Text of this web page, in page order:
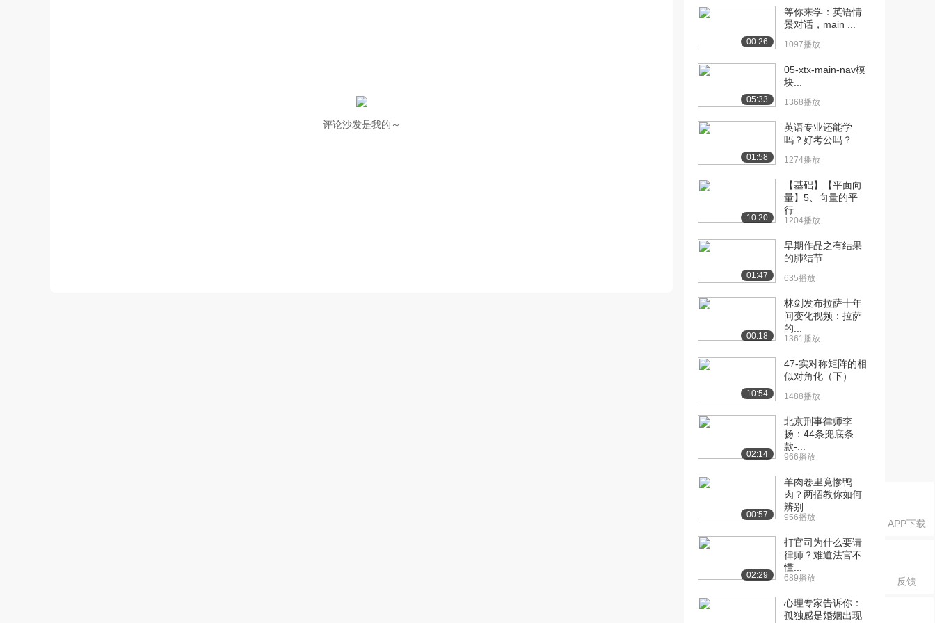
APP下载
反馈
评论沙发是我的～
[10] 03-1状语从句（三）
1393播放
[11] 03-1状语从句（三）
1107播放
[12] 03-1状语从句（三）
1517播放
15:10
[13] 03-2状语从句（三）
14:14
[14] 03-2状语从句（三）
14:32
[15] 03-2状语从句（三）
14:27
[16] 04-1定语从句、名词
性从句（上）...
10:30
性从句（上）...
性从句（上）...
[19] 04-2定语从句、名词
性从句（上）...
[20] 04-2定语从句、名词
性从句（上）...
1769播放
00:26
等你来学：英语情
景对话，main ...
1097播放
05:33
05-xtx-main-nav模
块...
1368播放
01:58
英语专业还能学
吗？好考公吗？
1274播放
10:20
【基础】【平面向
量】5、向量的平
行...
1204播放
01:47
早期作品之有结果
的肺结节
635播放
00:18
林剑发布拉萨十年
间变化视频：拉萨
的...
1361播放
10:54
47-实对称矩阵的相
似对角化（下）
1488播放
02:14
北京刑事律师李
扬：44条兜底条
款-...
966播放
00:57
羊肉卷里竟惨鸭
肉？两招教你如何
辨别...
956播放
02:29
打官司为什么要请
律师？难道法官不
懂...
689播放
心理专家告诉你：
孤独感是婚姻出现